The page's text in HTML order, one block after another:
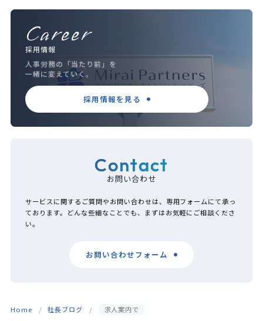
Career
採用情報
人事労務の「当たり前」を
一緒に変えていく。
採用情報を見る
Contact
お問い合わせ
サービスに関するご質問やお問い合わせは、専用フォームにて承っ
ております。どんな些細なことでも、まずはお気軽にご相談くださ
い。
お問い合わせフォーム
Home 社長ブログ 求人案内で